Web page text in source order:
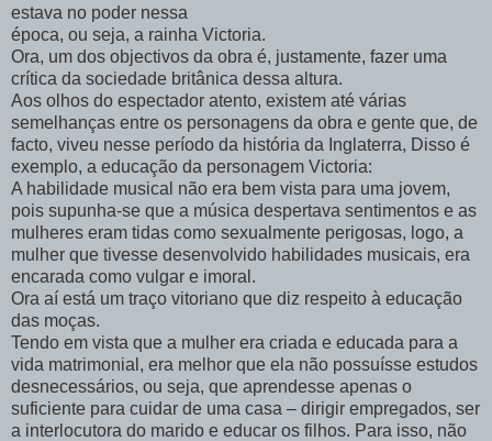
estava no poder nessa
época, ou seja, a rainha Victoria.
Ora, um dos objectivos da obra é, justamente, fazer uma
crítica da sociedade britânica dessa altura.
Aos olhos do espectador atento, existem até várias
semelhanças entre os personagens da obra e gente que, de
facto, viveu nesse período da história da Inglaterra, Disso é
exemplo, a educação da personagem Victoria:
A habilidade musical não era bem vista para uma jovem,
pois supunha-se que a música despertava sentimentos e as
mulheres eram tidas como sexualmente perigosas, logo, a
mulher que tivesse desenvolvido habilidades musicais, era
encarada como vulgar e imoral.
Ora aí está um traço vitoriano que diz respeito à educação
das moças.
Tendo em vista que a mulher era criada e educada para a
vida matrimonial, era melhor que ela não possuísse estudos
desnecessários, ou seja, que aprendesse apenas o
suficiente para cuidar de uma casa – dirigir empregados, ser
a interlocutora do marido e educar os filhos. Para isso, não